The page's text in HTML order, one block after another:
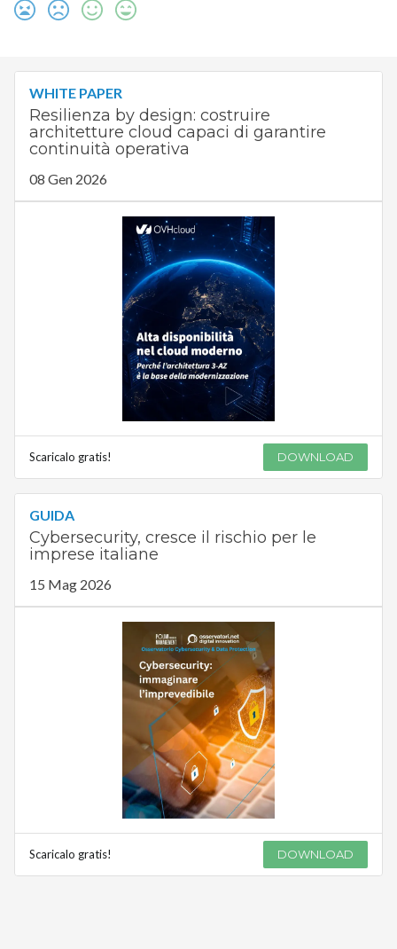
WHITE PAPER
Resilienza by design: costruire
architetture cloud capaci di garantire
continuità operativa
08 Gen 2026
Scaricalo gratis! DOWNLOAD
GUIDA
Cybersecurity, cresce il rischio per le
imprese italiane
15 Mag 2026
Scaricalo gratis! DOWNLOAD